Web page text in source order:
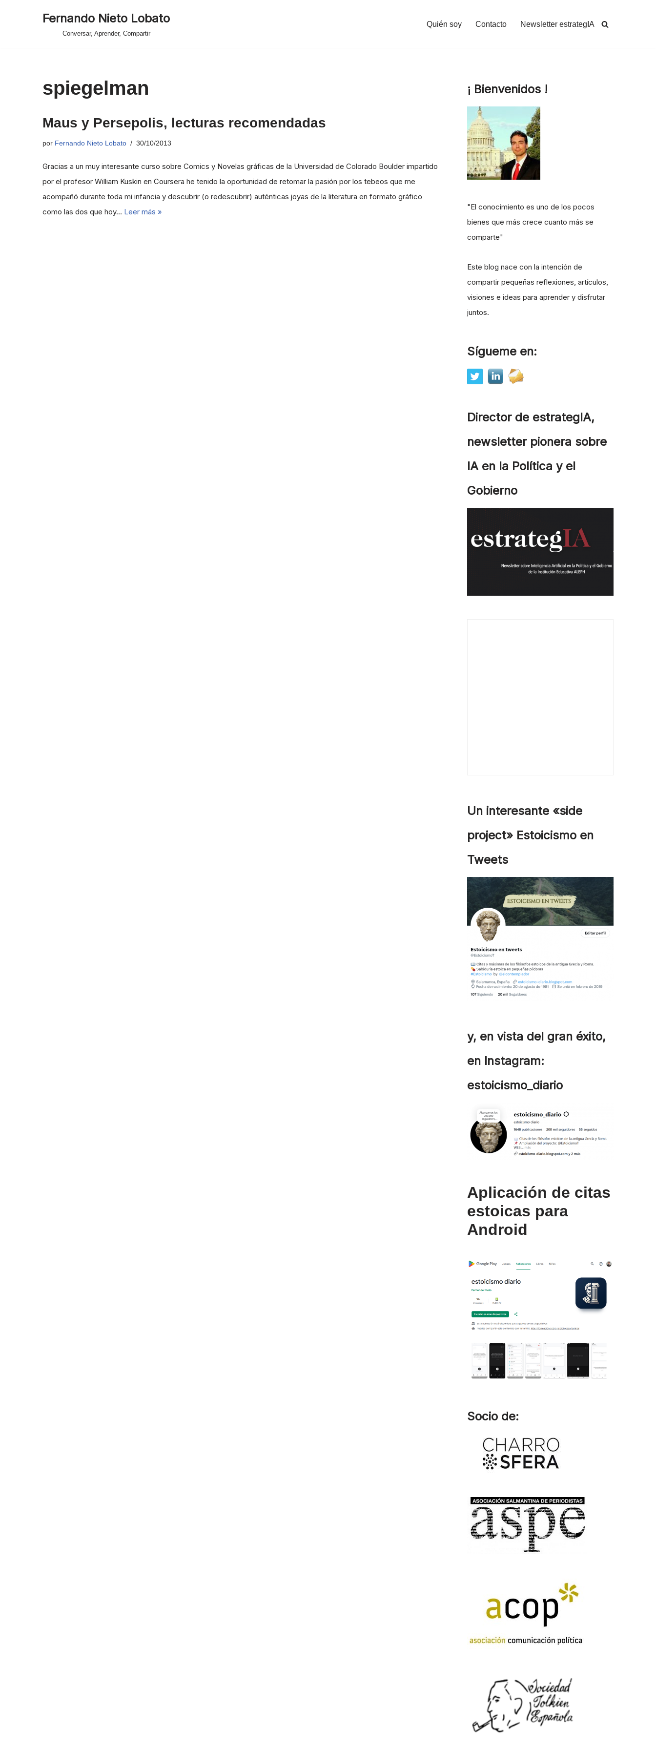
Fernando Nieto Lobato
Conversar, Aprender, Compartir
Quién soy Contacto Newsletter estrategIA
spiegelman
Maus y Persepolis, lecturas recomendadas
por Fernando Nieto Lobato 30/10/2013
Gracias a un muy interesante curso sobre Comics y Novelas gráficas de la Universidad de Colorado Boulder impartido
por el profesor William Kuskin en Coursera he tenido la oportunidad de retomar la pasión por los tebeos que me
acompañó durante toda mi infancia y descubrir (o redescubrir) auténticas joyas de la literatura en formato gráfico
como las dos que hoy… Leer más »
¡ Bienvenidos !
"El conocimiento es uno de los pocos
bienes que más crece cuanto más se
comparte"
Este blog nace con la intención de
compartir pequeñas reflexiones, artículos,
visiones e ideas para aprender y disfrutar
juntos.
Sígueme en:
Director de estrategIA,
newsletter pionera sobre
IA en la Política y el
Gobierno
Un interesante «side
project» Estoicismo en
Tweets
y, en vista del gran éxito,
en Instagram:
estoicismo_diario
Aplicación de citas
estoicas para
Android
Socio de: